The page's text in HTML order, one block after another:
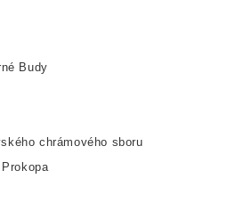
Budy
chrámového sboru